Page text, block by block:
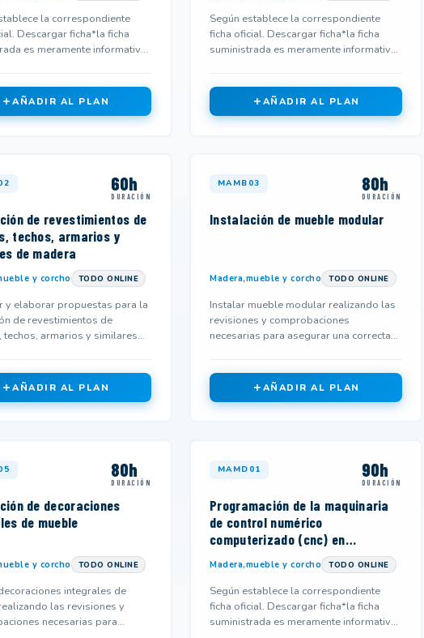
la correspondiente
Descargar ficha*la ficha
es meramente informativa
AÑADIR AL PLAN
Según establece la correspondiente
ficha oficial. Descargar ficha*la ficha
suministrada es meramente informativa
AÑADIR AL PLAN
60h
DURACIÓN
de revestimientos de
techos, armarios y
de madera
y corcho TODO ONLINE
y elaborar propuestas para la
de revestimientos de
techos, armarios y similares
AÑADIR AL PLAN
MAMB03 80h
DURACIÓN
Instalación de mueble modular
Madera,mueble y corcho TODO ONLINE
Instalar mueble modular realizando las
revisiones y comprobaciones
necesarias para asegurar una correcta
AÑADIR AL PLAN
80h
DURACIÓN
de decoraciones
de mueble
y corcho TODO ONLINE
integrales de
las revisiones y
necesarias para
MAMD01 90h
DURACIÓN
Programación de la maquinaria
de control numérico
computerizado (cnc) en
industrias de fabricaci
Madera,mueble y corcho TODO ONLINE
Según establece la correspondiente
ficha oficial. Descargar ficha*la ficha
suministrada es meramente informativa